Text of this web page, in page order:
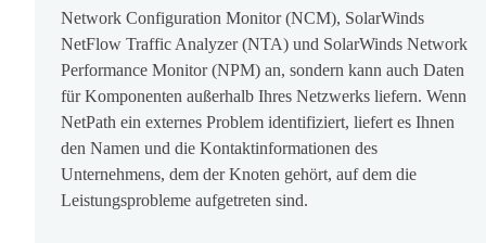
Network Configuration Monitor (NCM), SolarWinds
NetFlow Traffic Analyzer (NTA) und SolarWinds Network
Performance Monitor (NPM) an, sondern kann auch Daten
für Komponenten außerhalb Ihres Netzwerks liefern. Wenn
NetPath ein externes Problem identifiziert, liefert es Ihnen
den Namen und die Kontaktinformationen des
Unternehmens, dem der Knoten gehört, auf dem die
Leistungsprobleme aufgetreten sind.